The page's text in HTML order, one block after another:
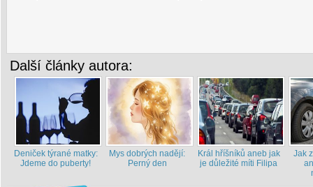
Další články autora:
Deniček týrané matky:
Jdeme do puberty!
Mys dobrých nadějí:
Perný den
Král hříšníků aneb jak
je důležité míti Filipa
Jak